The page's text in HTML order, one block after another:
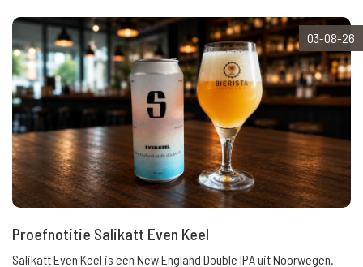
03-08-26
Proefnotitie Salikatt Even Keel
Salikatt Even Keel is een New England Double IPA uit Noorwegen.